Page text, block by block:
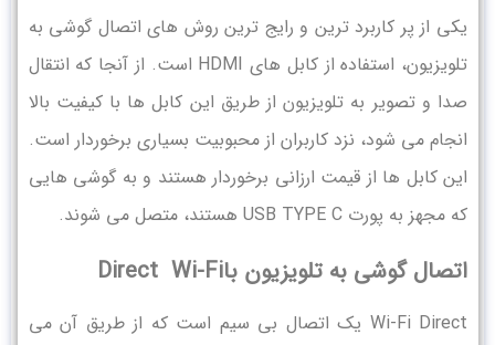
یکی از پر کاربرد ترین و رایج ترین روش های اتصال گوشی به
تلویزیون، استفاده از کابل های HDMI است. از آنجا که انتقال
صدا و تصویر به تلویزیون از طریق این کابل ها با کیفیت بالا
انجام می شود، نزد کاربران از محبوبیت بسیاری برخوردار است.
این کابل ها از قیمت ارزانی برخوردار هستند و به گوشی هایی
که مجهز به پورت USB TYPE C هستند، متصل می شوند.
اتصال گوشی به تلویزیون باDirect Wi-Fi
Wi-Fi Direct یک اتصال بی سیم است که از طریق آن می